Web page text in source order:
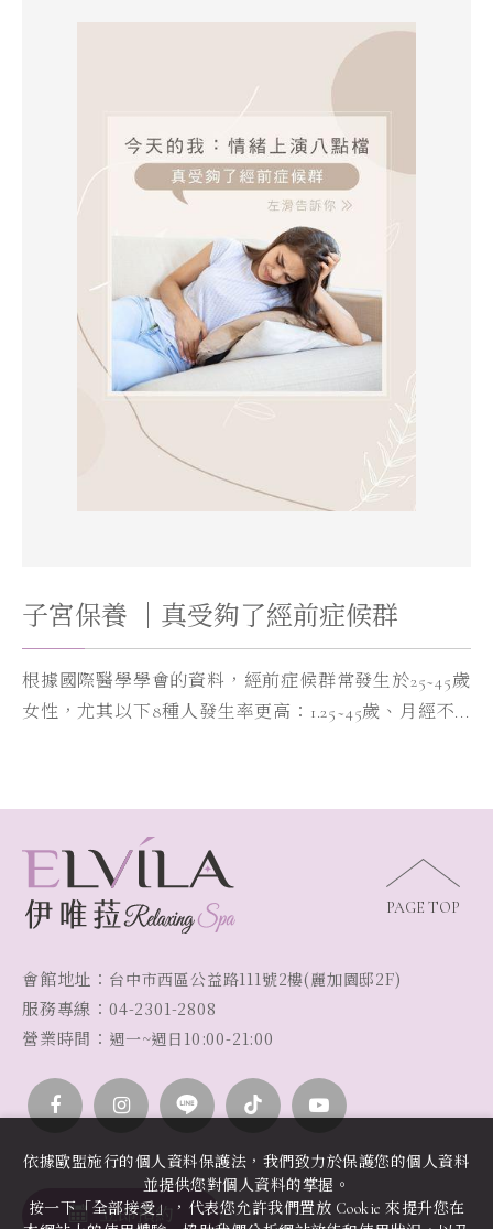
子宮保養 ｜真受夠了經前症候群
根據國際醫學學會的資料，經前症候群常發生於25~45歲
女性，尤其以下8種人發生率更高：1.25~45歲、月經不...
會館地址： 台中市西區公益路111號2樓(麗加園邸2F)
服務專線： 04-2301-2808
營業時間： 週一~週日10:00-21:00
立即預約
PAGE TOP
依據歐盟施行的個人資料保護法，我們致力於保護您的個人資料
並提供您對個人資料的掌握。
按一下「全部接受」，代表您允許我們置放 Cookie 來提升您在